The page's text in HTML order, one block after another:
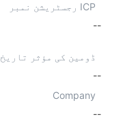
ICP رجسٹریشن نمبر
--
ڈومین کی مؤثر تاریخ
--
Company
--